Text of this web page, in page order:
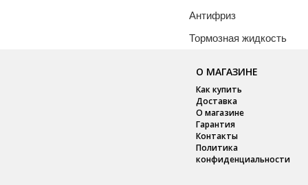
Антифриз
Тормозная жидкость
О МАГАЗИНЕ
Как купить
Доставка
О магазине
Гарантия
Контакты
Политика
конфиденциальности